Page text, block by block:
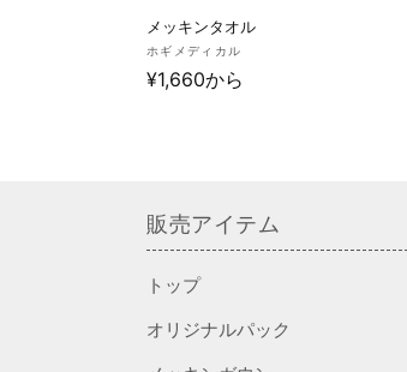
メッキンタオル
販
売
ホギメディカル
通
¥1,660から
販売アイテム
トップ
オリジナルパック